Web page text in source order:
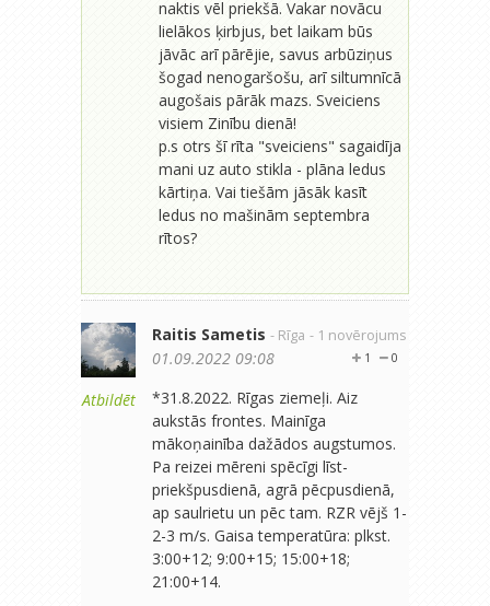
naktis vēl priekšā. Vakar novācu
lielākos ķirbjus, bet laikam būs
jāvāc arī pārējie, savus arbūziņus
šogad nenogaršošu, arī siltumnīcā
augošais pārāk mazs. Sveiciens
visiem Zinību dienā!
p.s otrs šī rīta "sveiciens" sagaidīja
mani uz auto stikla - plāna ledus
kārtiņa. Vai tiešām jāsāk kasīt
ledus no mašinām septembra
rītos?
Atbildēt
Raitis Sametis - Rīga - 1 novērojums
0
1
01.09.2022 09:08
*31.8.2022. Rīgas ziemeļi. Aiz
aukstās frontes. Mainīga
mākoņainība dažādos augstumos.
Pa reizei mēreni spēcīgi līst-
priekšpusdienā, agrā pēcpusdienā,
ap saulrietu un pēc tam. RZR vējš 1-
2-3 m/s. Gaisa temperatūra: plkst.
3:00+12; 9:00+15; 15:00+18;
21:00+14.